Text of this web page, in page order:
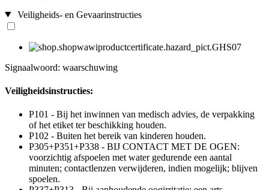
Veiligheids- en Gevaarinstructies
Signaalwoord: waarschuwing
Veiligheidsinstructies:
P101 - Bij het inwinnen van medisch advies, de verpakking
of het etiket ter beschikking houden.
P102 - Buiten het bereik van kinderen houden.
P305+P351+P338 - BIJ CONTACT MET DE OGEN:
voorzichtig afspoelen met water gedurende een aantal
minuten; contactlenzen verwijderen, indien mogelijk; blijven
spoelen.